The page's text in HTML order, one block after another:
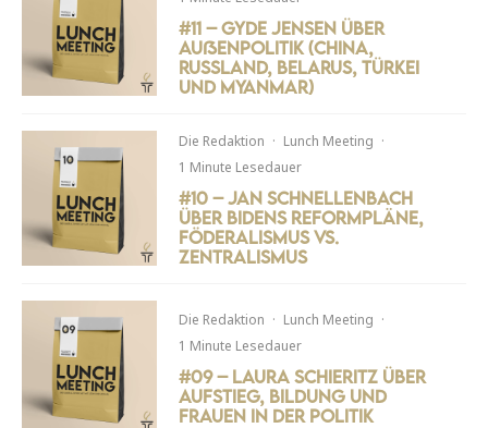
#11 – Gyde Jensen über
Außenpolitik (China,
Russland, Belarus, Türkei
und Myanmar)
Die Redaktion · Lunch Meeting ·
1 Minute Lesedauer
#10 – Jan Schnellenbach
über Bidens Reformpläne,
Föderalismus vs.
Zentralismus
Die Redaktion · Lunch Meeting ·
1 Minute Lesedauer
#09 – Laura Schieritz über
Aufstieg, Bildung und
Frauen in der Politik